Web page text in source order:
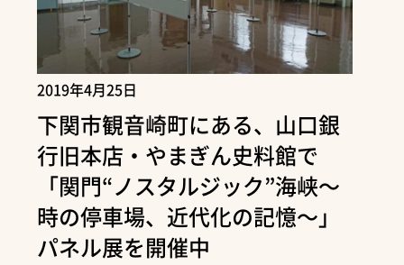
2019年4月25日
下関市観音崎町にある、山口銀
行旧本店・やまぎん史料館で
「関門“ノスタルジック”海峡～
時の停車場、近代化の記憶～」
パネル展を開催中